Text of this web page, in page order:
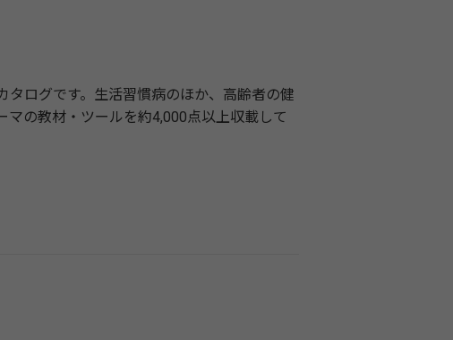
ログです。生活習慣病のほか、高齢者の健
の教材・ツールを約4,000点以上収載して